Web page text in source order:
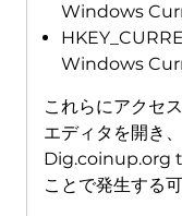
Windows
Windows
これらにアクセ
エディタを開き
Dig.coinup.org
ことで発生する